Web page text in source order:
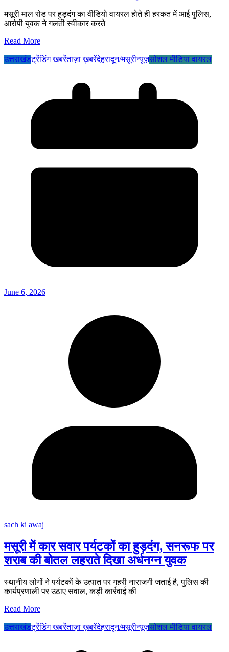
मसूरी माल रोड पर हुड़दंग का वीडियो वायरल होते ही हरकत में आई पुलिस,
आरोपी युवक ने गलती स्वीकार करते
Read More
उत्तराखंडट्रेंडिंग खबरेंताज़ा ख़बरेंदेहरादून/मसूरीन्यूज़सोशल मीडिया वायरल
June 6, 2026
sach ki awaj
मसूरी में कार सवार पर्यटकों का हुड़दंग, सनरूफ पर
शराब की बोतल लहराते दिखा अर्धनग्न युवक
स्थानीय लोगों ने पर्यटकों के उत्पात पर गहरी नाराजगी जताई है, पुलिस की
कार्यप्रणाली पर उठाए सवाल, कड़ी कार्रवाई की
Read More
उत्तराखंडट्रेंडिंग खबरेंताज़ा ख़बरेंदेहरादून/मसूरीन्यूज़सोशल मीडिया वायरल